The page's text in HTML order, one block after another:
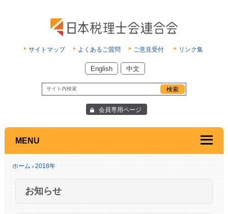
サイトマップ よくあるご質問 ご意見受付 リンク集
English 中文
会員専用ページ
MENU
ホーム > 2018年
お知らせ